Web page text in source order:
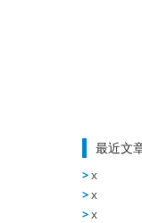
最近文
x
x
x